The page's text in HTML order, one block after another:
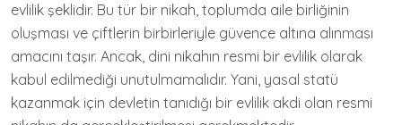
evlilik şeklidir. Bu tür bir nikah, toplumda aile birliğinin
oluşması ve çiftlerin birbirleriyle güvence altına alınması
amacını taşır. Ancak, dini nikahın resmi bir evlilik olarak
kabul edilmediği unutulmamalıdır. Yani, yasal statü
kazanmak için devletin tanıdığı bir evlilik akdi olan resmi